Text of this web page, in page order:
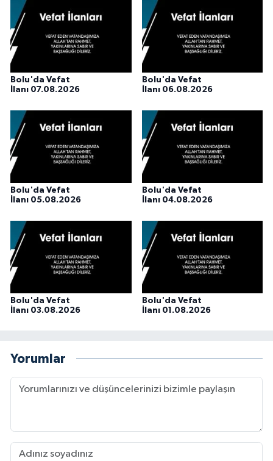
Bolu'da Vefat
İlanı 07.08.2026
Bolu'da Vefat
İlanı 06.08.2026
Bolu'da Vefat
İlanı 05.08.2026
Bolu'da Vefat
İlanı 04.08.2026
Bolu'da Vefat
İlanı 03.08.2026
Bolu'da Vefat
İlanı 01.08.2026
Yorumlar